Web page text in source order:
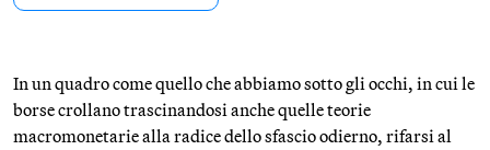
In un quadro come quello che abbiamo sotto gli occhi, in cui le
borse crollano trascinandosi anche quelle teorie
macromonetarie alla radice dello sfascio odierno, rifarsi al